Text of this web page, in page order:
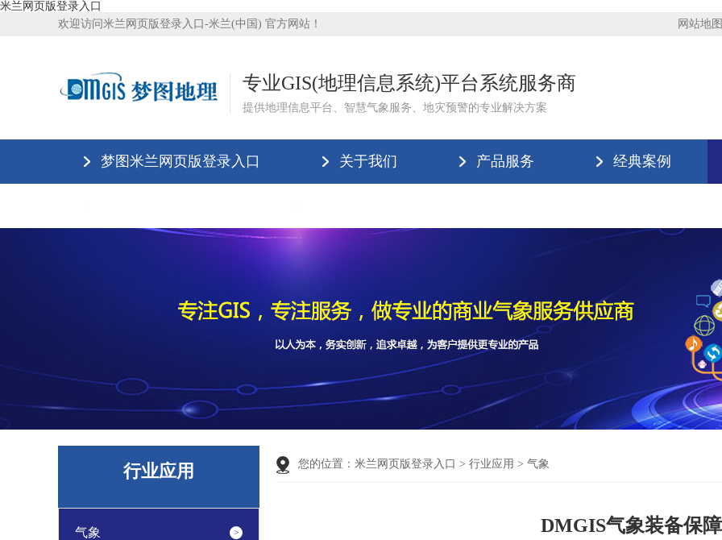
米兰网页版登录入口
欢迎访问米兰网页版登录入口-米兰(中国) 官方网站！
网站地图
专业GIS(地理信息系统)平台系统服务商
提供地理信息平台、智慧气象服务、地灾预警的专业解决方案
梦图米兰网页版登录入口 关于我们 产品服务 经典案例
行业应用
气象
您的位置： 米兰网页版登录入口 > 行业应用 > 气象
DMGIS气象装备保